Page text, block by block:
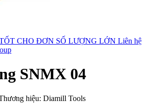
CHO ĐƠN SỐ LƯỢNG LỚN Liên hệ
SNMX 04
hiệu: Diamill Tools